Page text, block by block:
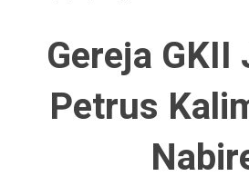
Gereja GKII
Petrus